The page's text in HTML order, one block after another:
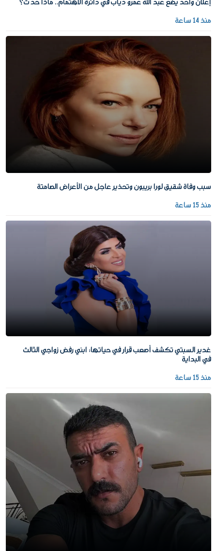
إعلان واحد يضع عبد الله عمرو دياب في دائرة الاهتمام.. ماذا حدث؟
منذ 14 ساعة
سبب وفاة شقيق لورا بريبون وتحذير عاجل من الأعراض الصامتة
منذ 15 ساعة
غدير السبتي تكشف أصعب قرار في حياتها: ابني رفض زواجي الثالث
في البداية
منذ 15 ساعة